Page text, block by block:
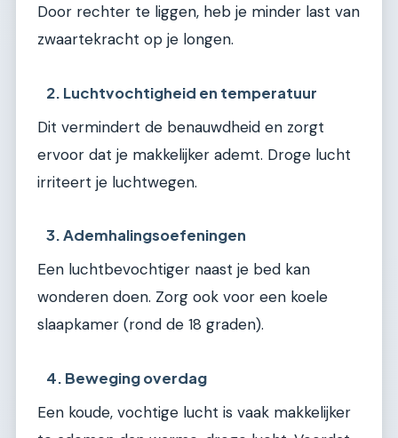
Door rechter te liggen, heb je minder last van
zwaartekracht op je longen.
2. Luchtvochtigheid en temperatuur
Dit vermindert de benauwdheid en zorgt
ervoor dat je makkelijker ademt. Droge lucht
irriteert je luchtwegen.
3. Ademhalingsoefeningen
Een luchtbevochtiger naast je bed kan
wonderen doen. Zorg ook voor een koele
slaapkamer (rond de 18 graden).
4. Beweging overdag
Een koude, vochtige lucht is vaak makkelijker